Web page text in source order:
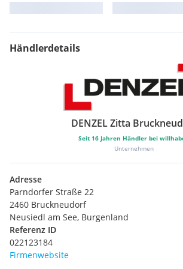
Innenbeleuchtung
Serienfahrwerk
Gesetzlicher Notruf
Kennzeichenlicht in LED-Technik
Reifen Pannen Anzeige (RPA)
Scheibenwischer mit integrierten
Seriensitz für Fahrer und Beifahrer
DAB-Tuner
Endrohrblenden, sichtbar
Fahrzeugschlüssel
Innen- und Außenspiegelpaket
M Hochglanz Shadow Line
Otto-Partikelfilter (OPF)
Stoßfängersystem
Händlerdetails
DENZEL Zitta
Seit 16 Jahren Händler bei
Unternehmen
Adresse
Parndorfer Straße 22
2460 Bruckneudorf
Neusiedl am See, Burgenland
Referenz ID
022123184
Firmenwebsite